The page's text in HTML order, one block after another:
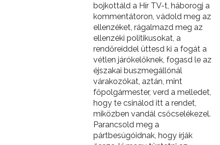
bojkottáld a Hír TV-t, háborogj a
kommentátoron, vádold meg az
ellenzéket, rágalmazd meg az
ellenzéki politikusokat, a
rendőreiddel üttesd ki a fogát a
vétlen járókelőknek, fogasd le az
éjszakai buszmegállónál
várakozókat, aztán, mint
főpolgármester, verd a melledet,
hogy te csinálod itt a rendet,
miközben vandál csőcselékezel.
Parancsold meg a
pártbesúgóidnak, hogy írják